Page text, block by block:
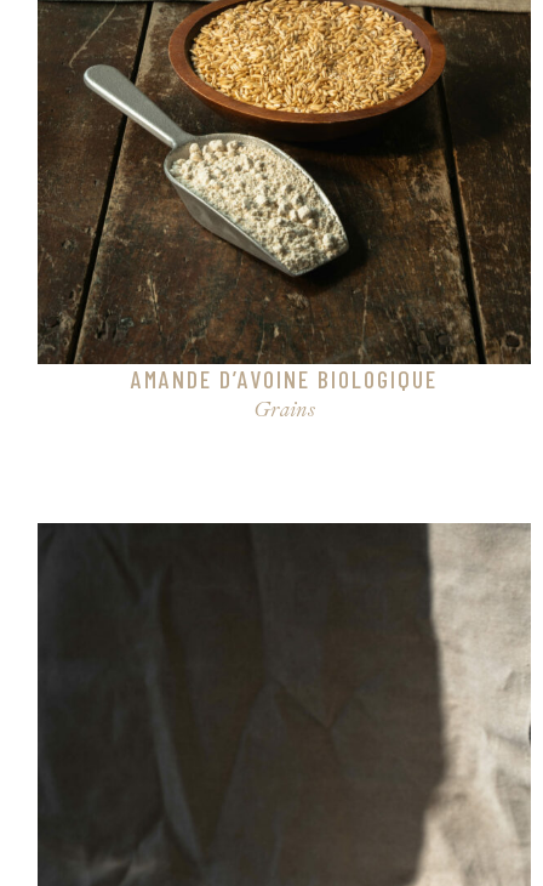
AMANDE D’AVOINE BIOLOGIQUE
Grains